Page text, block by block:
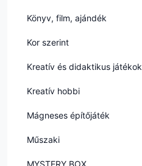
Könyv, film, ajándék
Kor szerint
Kreatív és didaktikus játékok
Kreatív hobbi
Mágneses építőjáték
Műszaki